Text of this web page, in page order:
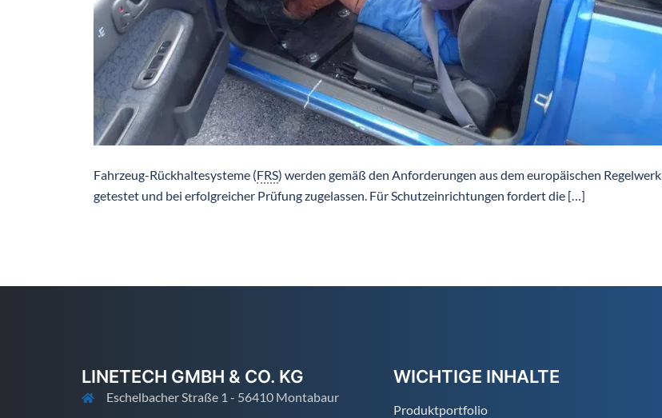
Fahrzeug-Rückhaltesysteme (FRS) werden gemäß den Anforderungen aus dem europäischen Regelwerk
getestet und bei erfolgreicher Prüfung zugelassen. Für Schutzeinrichtungen fordert die […]
LINETECH GMBH & CO. KG
Eschelbacher Straße 1 - 56410 Montabaur
WICHTIGE INHALTE
Produktportfolio